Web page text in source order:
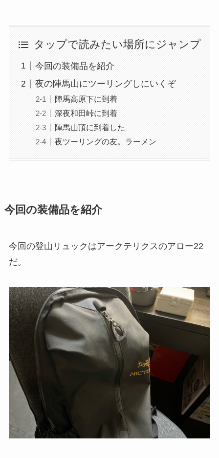
タップで読みたい場所にジャンプ
今回の装備品を紹介
夜の陣馬山にツーリングしにいくぞ
陣馬高原下に到着
深夜和田峠に到着
陣馬山頂に到着した
夜ツーリングの友。ラーメン
今回の装備品を紹介
今回の登山リュックはアークテリクスのアロー22
だ。